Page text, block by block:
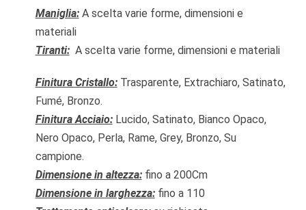
Maniglia:A scelta varie forme, dimensioni e
materiali
Tiranti:A scelta varie forme, dimensioni e materiali
Finitura Cristallo: Trasparente, Extrachiaro, Satinato,
Fumé, Bronzo.
Finitura Acciaio:Lucido, Satinato, Bianco Opaco,
Nero Opaco, Perla, Rame, Grey, Bronzo, Su
campione.
Dimensione in altezza:fino a 200Cm
Dimensione in larghezza:fino a 110